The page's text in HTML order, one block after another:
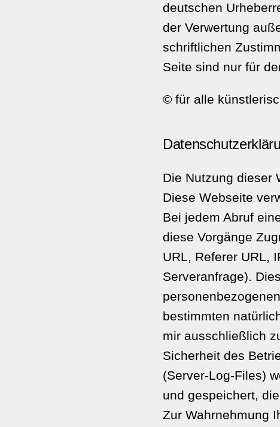
deutschen
der Verwertung
schriftlichen
Seite sind nur für
© für alle
Die Nutzung dieser
Diese Webseite
Bei jedem Abruf
diese Vorgänge
URL, Referer URL,
Serveranfrage).
bestimmten
mir ausschließlich
Sicherheit des
(Server-Log-Files)
und gespeichert,
Zur Wahrnehmung